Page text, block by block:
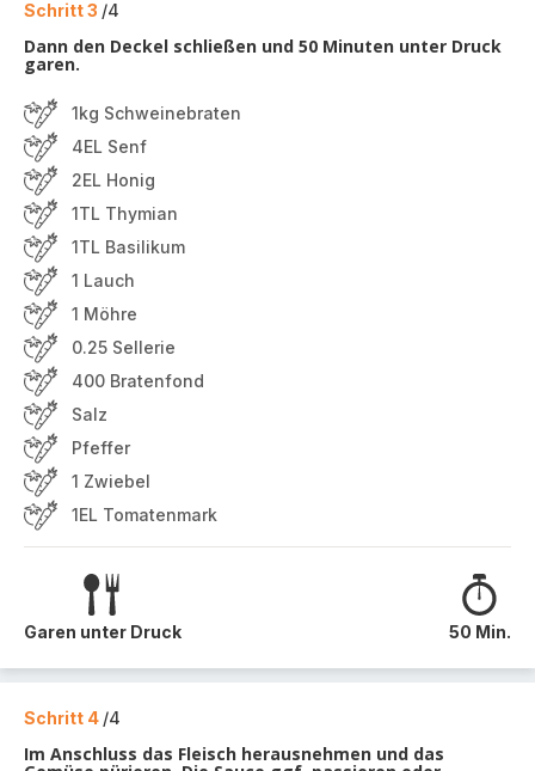
Schritt 3 /4
Dann den Deckel schließen und 50 Minuten unter Druck
garen.
1kg Schweinebraten
4EL Senf
2EL Honig
1TL Thymian
1TL Basilikum
1 Lauch
1 Möhre
0.25 Sellerie
400 Bratenfond
Salz
Pfeffer
1 Zwiebel
1EL Tomatenmark
Garen unter Druck 50 Min.
Schritt 4 /4
Im Anschluss das Fleisch herausnehmen und das